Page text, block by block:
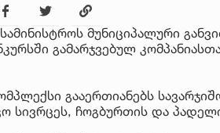
მუნიციპალური
გამარჯვებულ
გააერთიანებს
სივრცეს, ჩოგბურთის და